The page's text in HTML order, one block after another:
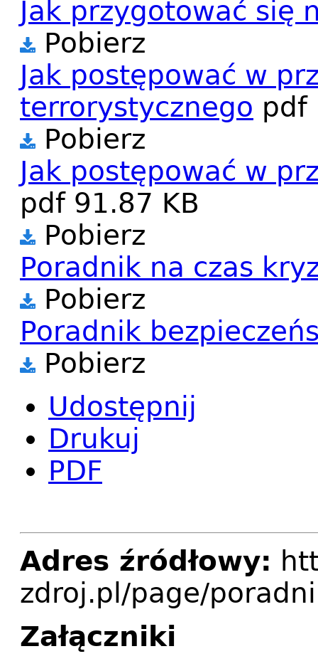
Jak przygotować się
Pobierz
Jak postępować w
terrorystycznego pdf
Pobierz
Jak postępować w
pdf 91.87 KB
Pobierz
Poradnik na czas
Pobierz
Poradnik
Pobierz
Udostępnij
Drukuj
PDF
Adres źródłowy:
zdroj.pl/page/
Załączniki